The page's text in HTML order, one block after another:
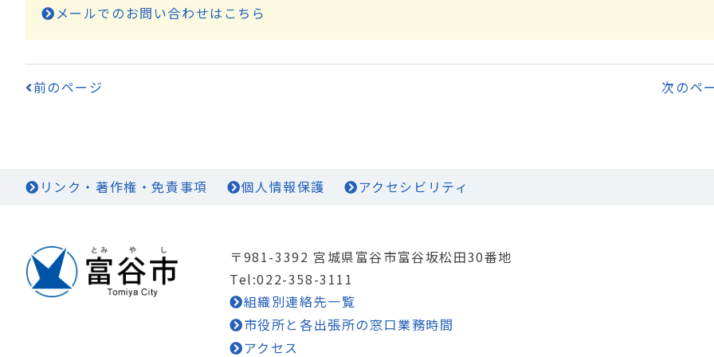
メールでのお問い合わせはこちら
前のページ 次のペ
リンク・著作権・免責事項 個人情報保護 アクセシビリティ
〒981-3392 宮城県富谷市富谷坂松田30番地
Tel:022-358-3111
組織別連絡先一覧
市役所と各出張所の窓口業務時間
アクセス